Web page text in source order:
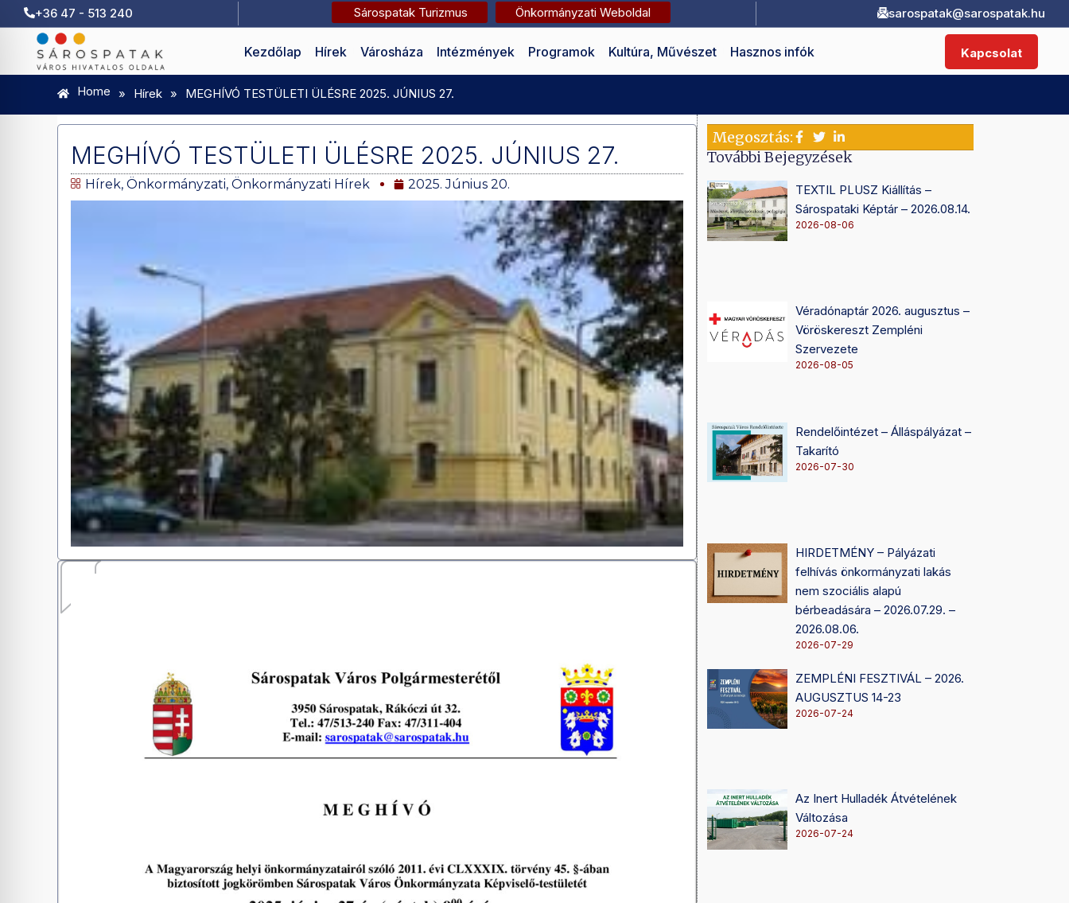
+36 47 - 513 240 Sárospatak Turizmus Önkormányzati Weboldal sarospatak@sarospatak.hu
Kezdőlap Hírek Városháza Intézmények Programok Kultúra, Művészet Hasznos infók Kapcsolat
Home » Hírek » MEGHÍVÓ TESTÜLETI ÜLÉSRE 2025. JÚNIUS 27.
MEGHÍVÓ TESTÜLETI ÜLÉSRE 2025. JÚNIUS 27.
Hírek,Önkormányzati,Önkormányzati Hírek 2025. Június 20.
Megosztás:
További Bejegyzések
TEXTIL PLUSZ Kiállítás –
Sárospataki Képtár – 2026.08.14.
2026-08-06
Véradónaptár 2026. augusztus –
Vöröskereszt Zempléni
Szervezete
2026-08-05
Rendelőintézet – Álláspályázat –
Takarító
2026-07-30
HIRDETMÉNY – Pályázati
felhívás önkormányzati lakás
nem szociális alapú
bérbeadására – 2026.07.29. –
2026.08.06.
2026-07-29
ZEMPLÉNI FESZTIVÁL – 2026.
AUGUSZTUS 14-23
2026-07-24
Az Inert Hulladék Átvételének
Változása
2026-07-24